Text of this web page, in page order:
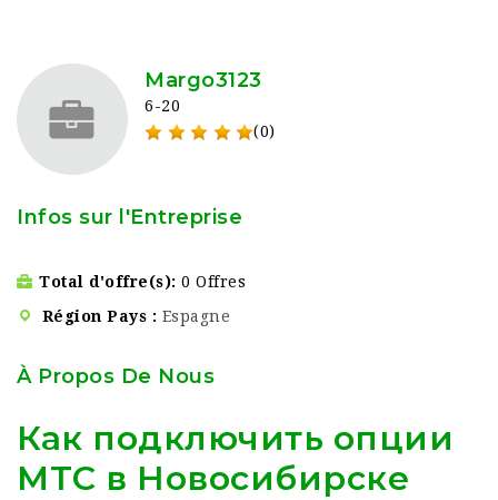
Margo3123
6-20
(0)
Infos sur l'Entreprise
Total d'offre(s) 0 Offres
Région Pays
Espagne
À Propos De Nous
Как подключить опции
МТС в Новосибирске